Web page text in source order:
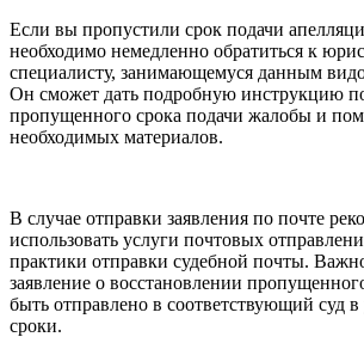
Если вы пропустили срок подачи
необходимо немедленно обратиться к
специалисту, занимающемуся данным
Он сможет дать подробную инструкцию
пропущенного срока подачи жалобы и
необходимых материалов.
В случае отправки заявления по почте
использовать услуги почтовых
практики отправки судебной почты.
заявление о восстановлении
быть отправлено в соответствующий суд
сроки.